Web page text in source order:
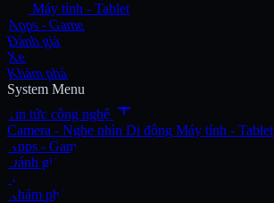
Máy tính - Tablet
Apps - Game
Đánh giá
Xe
Khám phá
System Menu
Tin tức công nghệ add
Camera - Nghe nhìn Di động Máy tính - Tablet
Apps - Game
Đánh giá
Xe
Khám phá